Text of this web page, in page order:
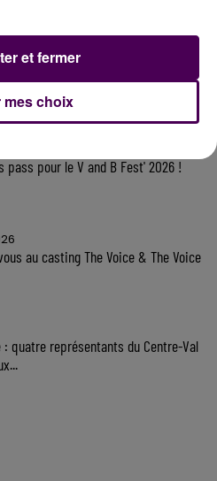
pass pour le V and B Fest' 2026 !
au casting The Voice & The Voice
quatre représentants du Centre-Val
mes choix
et fermer